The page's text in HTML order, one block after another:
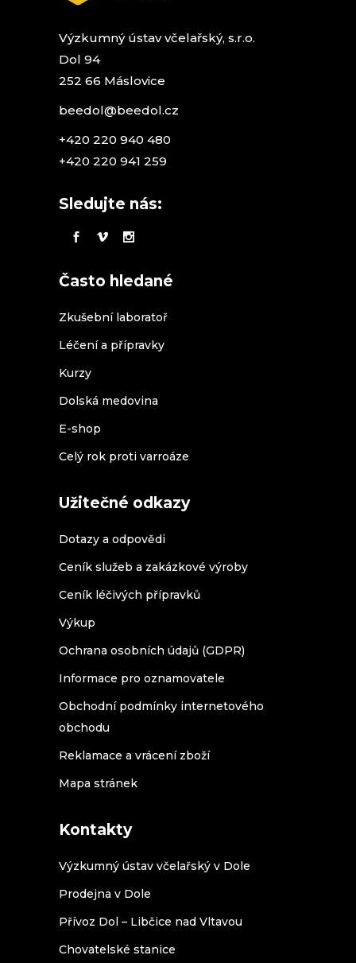
Výzkumný ústav včelařský, s.r.o.
Dol 94
252 66 Máslovice
beedol@beedol.cz
+420 220 940 480
+420 220 941 259
Sledujte nás:
Často hledané
Zkušební laboratoř
Léčení a přípravky
Kurzy
Dolská medovina
E-shop
Celý rok proti varroáze
Užitečné odkazy
Dotazy a odpovědi
Ceník služeb a zakázkové výroby
Ceník léčivých přípravků
Výkup
Ochrana osobních údajů (GDPR)
Informace pro oznamovatele
Obchodní podmínky internetového
obchodu
Reklamace a vrácení zboží
Mapa stránek
Kontakty
Výzkumný ústav včelařský v Dole
Prodejna v Dole
Přívoz Dol – Libčice nad Vltavou
Chovatelské stanice